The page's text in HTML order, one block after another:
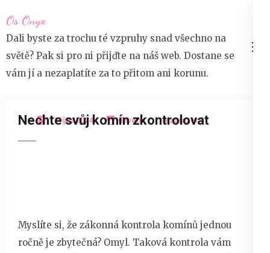
na
obsah
(stiskněte
Enter)
Os Onyx
Dali byste za trochu té vzpruhy snad všechno na
světě? Pak si pro ni přijďte na náš web. Dostane se
vám jí a nezaplatíte za to přitom ani korunu.
17 října 2024 devene Nezařazené
Nechte svůj komín zkontrolovat
Myslíte si, že zákonná kontrola komínů jednou
ročně je zbytečná? Omyl. Taková kontrola vám